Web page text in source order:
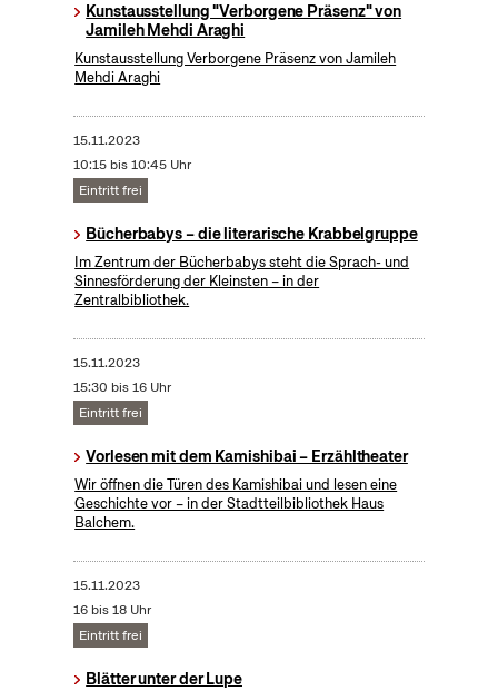
Kunstausstellung "Verborgene Präsenz" von
Jamileh Mehdi Araghi
Kunstausstellung Verborgene Präsenz von Jamileh
Mehdi Araghi
15.11.2023
10:15 bis 10:45 Uhr
Eintritt frei
Bücherbabys – die literarische Krabbelgruppe
Im Zentrum der Bücherbabys steht die Sprach- und
Sinnesförderung der Kleinsten – in der
Zentralbibliothek.
15.11.2023
15:30 bis 16 Uhr
Eintritt frei
Vorlesen mit dem Kamishibai – Erzähltheater
Wir öffnen die Türen des Kamishibai und lesen eine
Geschichte vor – in der Stadtteilbibliothek Haus
Balchem.
15.11.2023
16 bis 18 Uhr
Eintritt frei
Blätter unter der Lupe